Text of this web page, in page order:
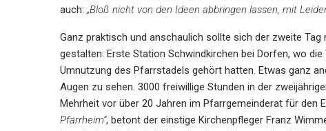
auch: „Bloß nicht von den Ideen abbringen lassen, mit
Ganz praktisch und anschaulich sollte sich der zweite
gestalten: Erste Station Schwindkirchen bei Dorfen, wo
Umnutzung des Pfarrstadels gehört hatten. Etwas ganz
Augen zu sehen. 3000 freiwillige Stunden in der
Mehrheit vor über 20 Jahren im Pfarrgemeinderat für den
Pfarrheim“, betont der einstige Kirchenpfleger Franz